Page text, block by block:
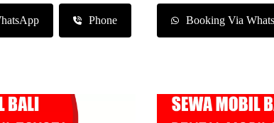
Phone Booking Via